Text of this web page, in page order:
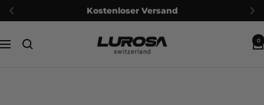
Kostenloser Versand
au
Navigation
Lurosa 0